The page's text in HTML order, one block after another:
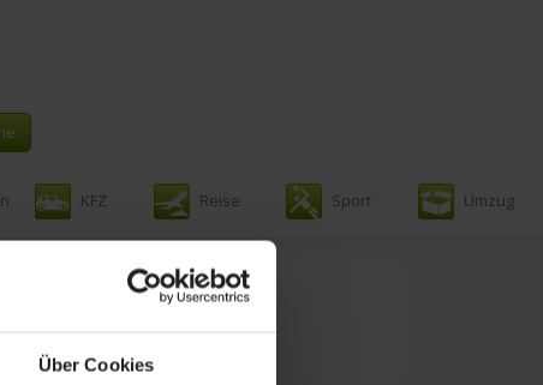
Über Cookies
KFZ Reise Sport Umzug